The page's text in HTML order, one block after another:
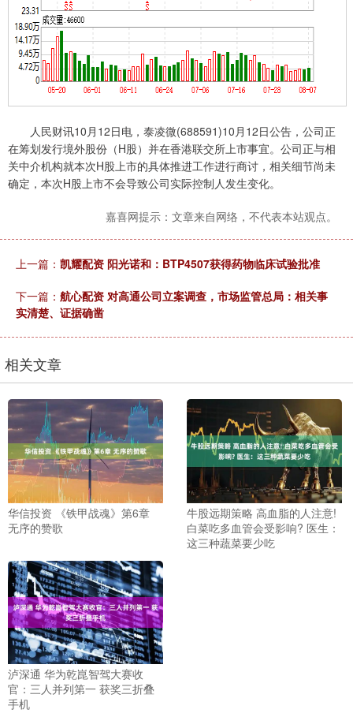
人民财讯10月12日电，泰凌微(688591)10月12日公告，公司正
在筹划发行境外股份（H股）并在香港联交所上市事宜。公司正与相
关中介机构就本次H股上市的具体推进工作进行商讨，相关细节尚未
确定，本次H股上市不会导致公司实际控制人发生变化。
嘉喜网提示：文章来自网络，不代表本站观点。
上一篇： 凯耀配资 阳光诺和：BTP4507获得药物临床试验批准
下一篇： 航心配资 对高通公司立案调查，市场监管总局：相关事
实清楚、证据确凿
相关文章
华信投资 《铁甲战魂》第6章
无序的赞歌
牛股远期策略 高血脂的人注意!
白菜吃多血管会受影响? 医生：
这三种蔬菜要少吃
泸深通 华为乾崑智驾大赛收
官：三人并列第一 获奖三折叠
手机